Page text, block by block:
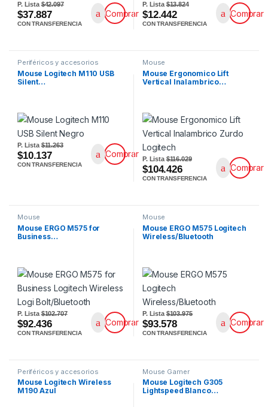
P. Lista$42.097
$37.887
CON TRANSFERENCIA
Comprar
P. Lista$13.824
$12.442
CON TRANSFERENCIA
Comprar
Periféricos y accesorios
Mouse Logitech M110 USB
Silent…
P. Lista$11.263
$10.137
CON TRANSFERENCIA
Comprar
Mouse
Mouse Ergonomico Lift
Vertical Inalambrico…
P. Lista$116.029
$104.426
CON TRANSFERENCIA
Comprar
Mouse
Mouse ERGO M575 for
Business…
P. Lista$102.707
$92.436
CON TRANSFERENCIA
Comprar
Mouse
Mouse ERGO M575 Logitech
Wireless/Bluetooth
P. Lista$103.975
$93.578
CON TRANSFERENCIA
Comprar
Periféricos y accesorios
Mouse Logitech Wireless
M190 Azul
Mouse Gamer
Mouse Logitech G305
Lightspeed Blanco…